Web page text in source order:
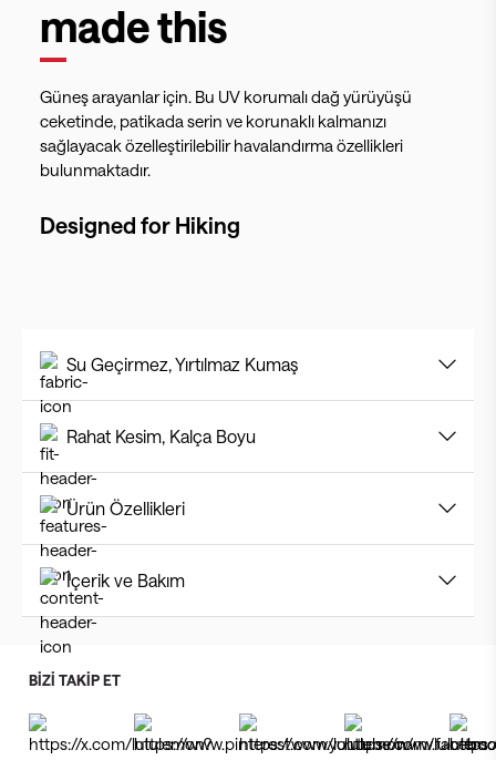
made this
Güneş arayanlar için. Bu UV korumalı dağ yürüyüşü
ceketinde, patikada serin ve korunaklı kalmanızı
sağlayacak özelleştirilebilir havalandırma özellikleri
bulunmaktadır.
Designed for Hiking
Su Geçirmez, Yırtılmaz Kumaş
Rahat Kesim, Kalça Boyu
Ürün Özellikleri
İçerik ve Bakım
BİZİ TAKİP ET